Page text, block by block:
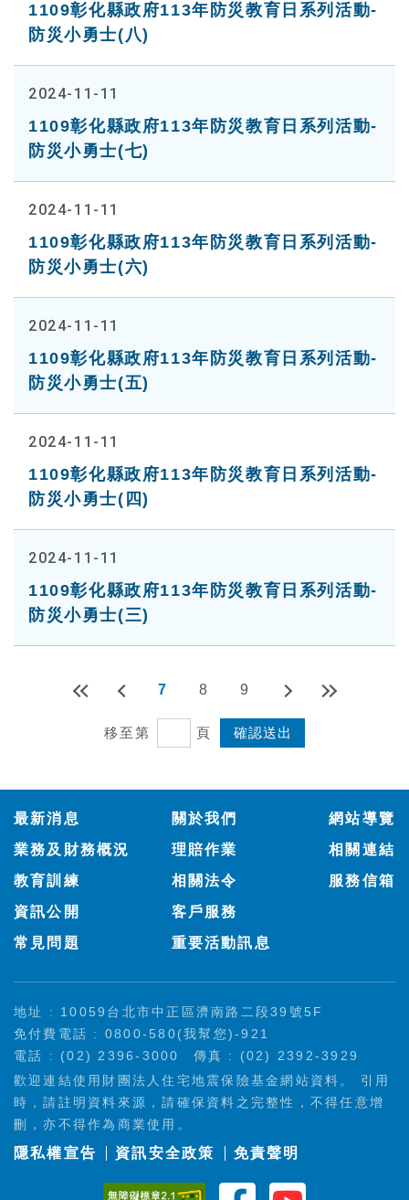
1109彰化縣政府113年防災教育日系列活動-
防災小勇士(八)
2024-11-11
1109彰化縣政府113年防災教育日系列活動-
防災小勇士(七)
2024-11-11
1109彰化縣政府113年防災教育日系列活動-
防災小勇士(六)
2024-11-11
1109彰化縣政府113年防災教育日系列活動-
防災小勇士(五)
2024-11-11
1109彰化縣政府113年防災教育日系列活動-
防災小勇士(四)
2024-11-11
1109彰化縣政府113年防災教育日系列活動-
防災小勇士(三)
7 8 9
移至第 頁
最新消息
關於我們
業務及財務概況
理賠作業
教育訓練
相關法令
資訊公開
客戶服務
常見問題
重要活動訊息
網站導覽
相關連結
服務信箱
地址 : 10059台北市中正區濟南路二段39號5F
免付費電話 : 0800-580(我幫您)-921
電話 : (02) 2396-3000
傳真 : (02) 2392-3929
歡迎連結使用財團法人住宅地震保險基金網站資料。 引用
時，請註明資料來源，請確保資料之完整性，不得任意增
刪，亦不得作為商業使用。
隱私權宣告 資訊安全政策 免責聲明